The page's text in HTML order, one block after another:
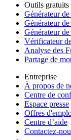
Outils gratuits
Générateur
Générateur
Générateur
Vérificateur
Analyse des
Partage de
Entreprise
À propos de
Centre de
Espace presse
Offres
Centre d’aide
Contactez-